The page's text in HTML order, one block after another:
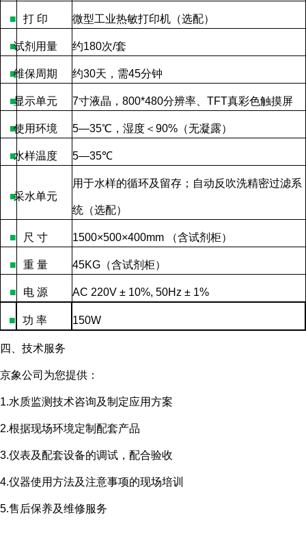
■ 打 印 微型工业热敏打印机（选配）
■试剂用量 约180次/套
■维保周期 约30天，需45分钟
■显示单元 7寸液晶， 800*480分辨率、 TFT真彩色触摸屏
■使用环境 5—35℃，湿度＜ 90% （无凝露）
■水样温度 5—35℃
■采水单元
用于水样的循环及留存；自动反吹洗精密过滤系
统（选配）
■ 尺 寸 1500×500×400mm （含试剂柜）
■ 重 量 45KG （含试剂柜）
■ 电 源 AC 220V ± 10%, 50Hz ± 1%
■ 功 率 150W
四、技术服务
京象公司为您提供：
1.水质监测技术咨询及制定应用方案
2.根据现场环境定制配套产品
3.仪表及配套设备的调试，配合验收
4.仪器使用方法及注意事项的现场培训
5.售后保养及维修服务